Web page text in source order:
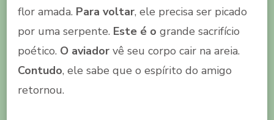
flor amada. Para voltar, ele precisa ser picado
por uma serpente. Este é o grande sacrifício
poético. O aviador vê seu corpo cair na areia.
Contudo, ele sabe que o espírito do amigo
retornou.